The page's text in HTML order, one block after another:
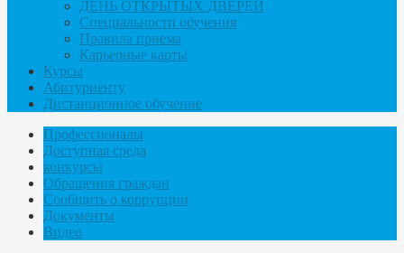
ДЕНЬ ОТКРЫТЫХ ДВЕРЕЙ
Специальности обучения
Правила приема
Карьерные карты
Курсы
Абитуриенту
Дистанционное обучение
Профессионалы
Доступная среда
конкурсы
Обращения граждан
Сообщить о коррупции
Документы
Видео